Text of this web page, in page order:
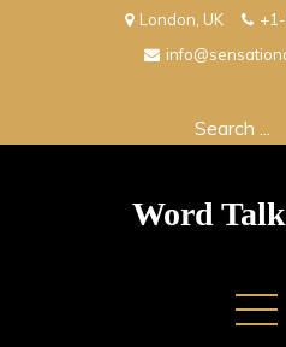
London, UK
Search
Word